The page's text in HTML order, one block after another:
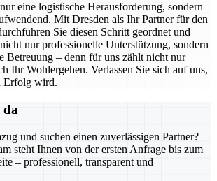
eine logistische Herausforderung, sondern
Mit Dresden als Ihr Partner für den
Sie diesen Schritt geordnet und
nur professionelle Unterstützung, sondern
Betreuung – denn für uns zählt nicht nur
Ihr Wohlergehen. Verlassen Sie sich auf uns,
Erfolg wird.
da
und suchen einen zuverlässigen Partner?
steht Ihnen von der ersten Anfrage bis zum
– professionell, transparent und